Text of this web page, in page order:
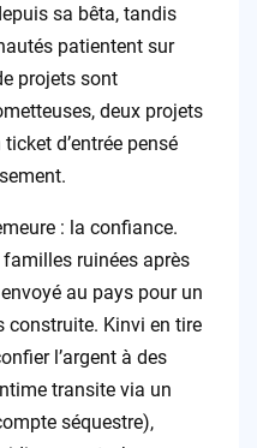
sa bêta, tandis
patientent sur
projets sont
deux projets
d’entrée pensé
: la confiance.
ruinées après
au pays pour un
Kinvi en tire
l’argent à des
transite via un
séquestre),